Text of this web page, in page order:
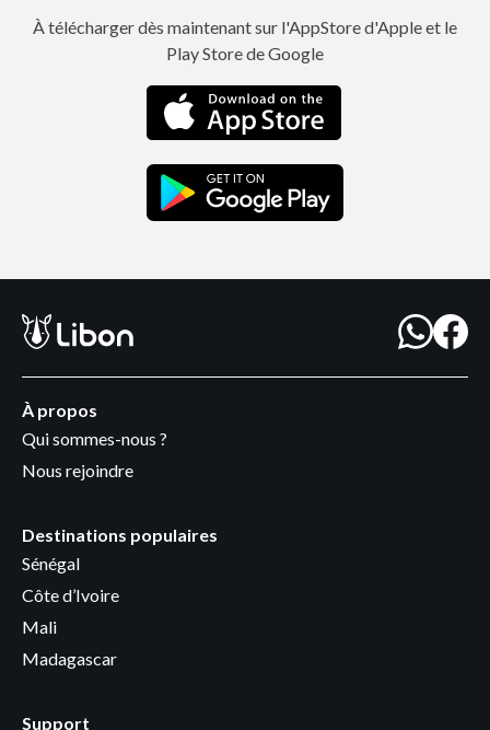
À télécharger dès maintenant sur l'AppStore d'Apple et le
Play Store de Google
À propos
Qui sommes-nous ?
Nous rejoindre
Destinations populaires
Sénégal
Côte d’Ivoire
Mali
Madagascar
Support